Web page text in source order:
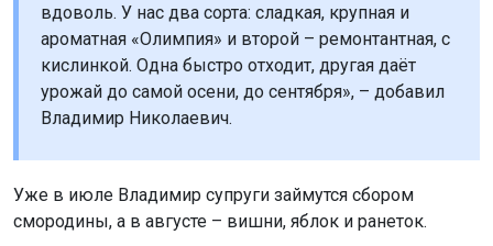
вдоволь. У нас два сорта: сладкая, крупная и
ароматная «Олимпия» и второй – ремонтантная, с
кислинкой. Одна быстро отходит, другая даёт
урожай до самой осени, до сентября», – добавил
Владимир Николаевич.
Уже в июле Владимир супруги займутся сбором
смородины, а в августе – вишни, яблок и ранеток.